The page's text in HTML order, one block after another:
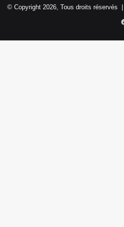
© Copyright 2026, Tous droits réservés |